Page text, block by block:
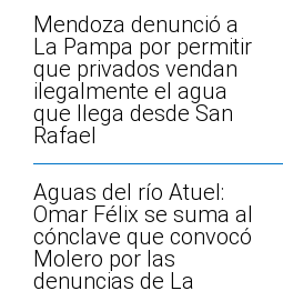
Mendoza denunció a
La Pampa por permitir
que privados vendan
ilegalmente el agua
que llega desde San
Rafael
Aguas del río Atuel:
Omar Félix se suma al
cónclave que convocó
Molero por las
denuncias de La